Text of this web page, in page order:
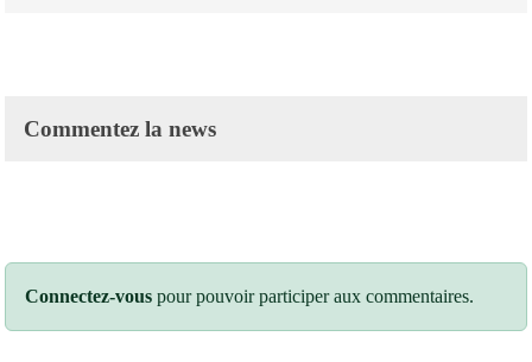
Commentez la news
Connectez-vous pour pouvoir participer aux commentaires.